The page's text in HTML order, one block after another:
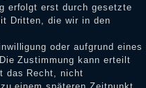
erfolgt erst durch gesetzte
Dritten, die wir in den
oder aufgrund eines
Zustimmung kann erteilt
das Recht, nicht